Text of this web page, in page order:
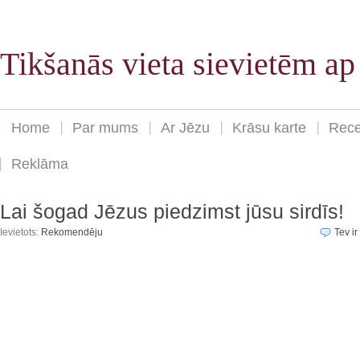
Tikšanās vieta sievietēm
Home Par mums Ar Jēzu Krāsu karte
Reklāma
Lai šogad Jēzus piedzimst jūsu sirdīs!
Ievietots: Rekomendēju Tev ir